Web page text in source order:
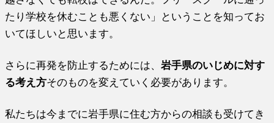
たり学校を休むことも悪くない」ということを知ってお
いてほしいと思います。
さらに再発を防止するためには、岩手県のいじめに対す
る考え方そのものを変えていく必要があります。
私たちは今までに岩手県に住む方からの相談も受けてき